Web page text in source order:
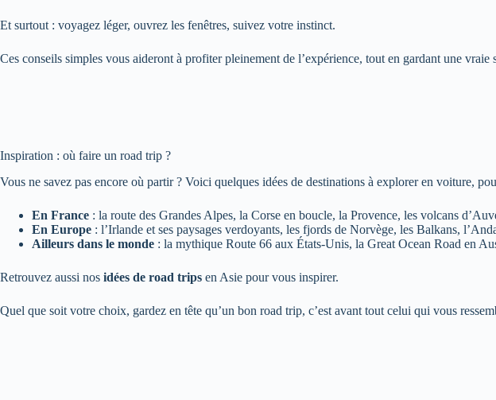
Et surtout : voyagez léger, ouvrez les fenêtres, suivez votre instinct.
Ces conseils simples vous aideront à profiter pleinement de l’expérience, tout en gardant une
Inspiration : où faire un road trip ?
Vous ne savez pas encore où partir ? Voici quelques idées de destinations à explorer en voiture,
En France : la route des Grandes Alpes, la Corse en boucle, la Provence, les volcans
En Europe : l’Irlande et ses paysages verdoyants, les fjords de Norvège, les Balkans,
Ailleurs dans le monde : la mythique Route 66 aux États-Unis, la Great Ocean Road en
Retrouvez aussi nos idées de road trips en Asie pour vous inspirer.
Quel que soit votre choix, gardez en tête qu’un bon road trip, c’est avant tout celui qui vous